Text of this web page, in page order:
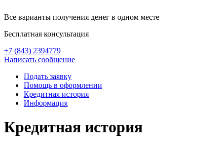
Все варианты получения денег в одном месте
Бесплатная консультация
+7 (843) 2394779
Написать сообщение
Подать заявку
Помощь в оформлении
Кредитная история
Информация
Кредитная история